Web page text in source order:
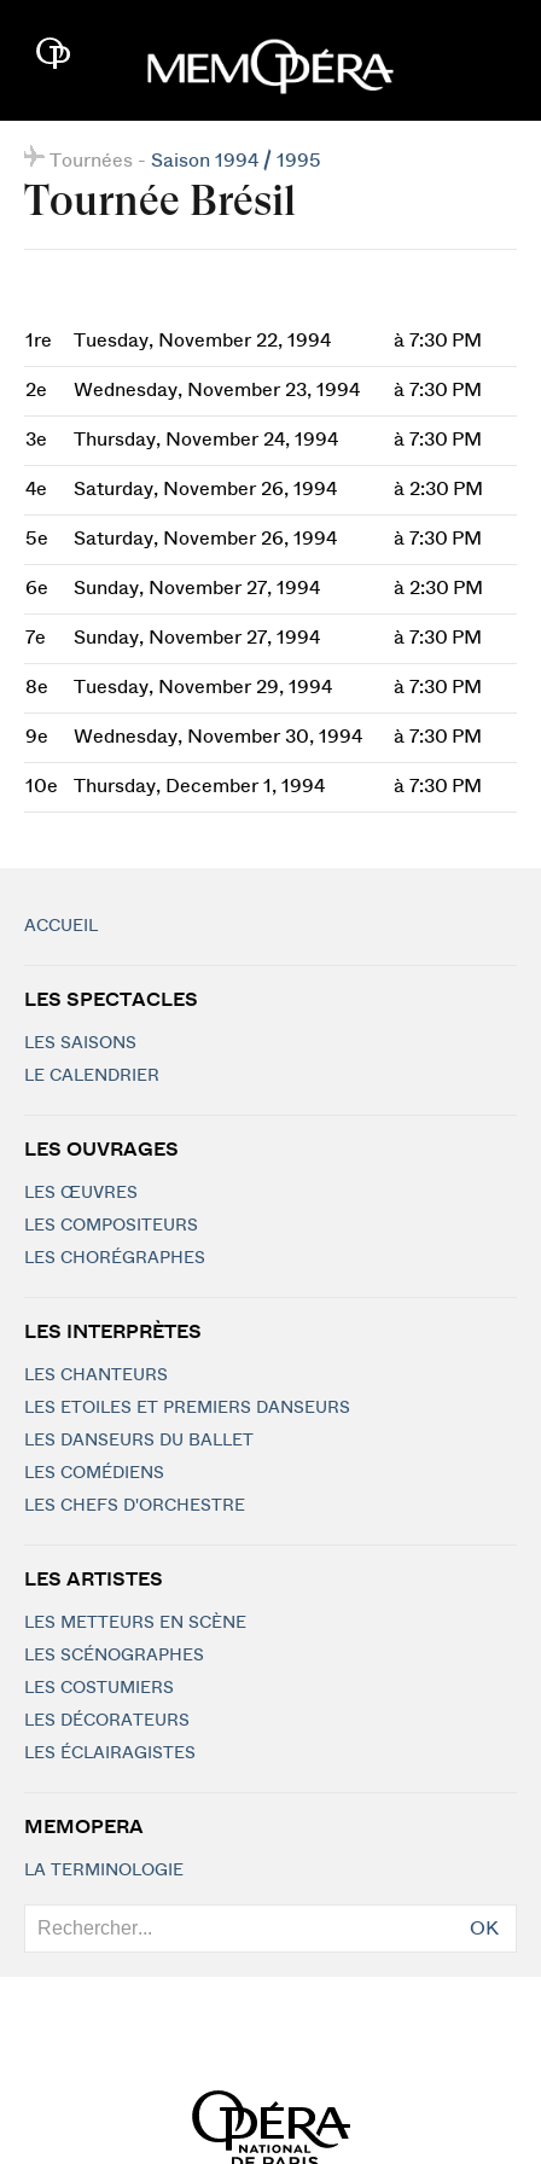
Tournées - Saison 1994 / 1995
Tournée Brésil
1re Tuesday, November 22, 1994 à 7:30 PM
2e Wednesday, November 23, 1994 à 7:30 PM
3e Thursday, November 24, 1994 à 7:30 PM
4e Saturday, November 26, 1994 à 2:30 PM
5e Saturday, November 26, 1994 à 7:30 PM
6e Sunday, November 27, 1994 à 2:30 PM
7e Sunday, November 27, 1994 à 7:30 PM
8e Tuesday, November 29, 1994 à 7:30 PM
9e Wednesday, November 30, 1994 à 7:30 PM
10e Thursday, December 1, 1994 à 7:30 PM
ACCUEIL
LES SPECTACLES
LES SAISONS
LE CALENDRIER
LES OUVRAGES
LES ŒUVRES
LES COMPOSITEURS
LES CHORÉGRAPHES
LES INTERPRÈTES
LES CHANTEURS
LES ETOILES ET PREMIERS DANSEURS
LES DANSEURS DU BALLET
LES COMÉDIENS
LES CHEFS D'ORCHESTRE
LES ARTISTES
LES METTEURS EN SCÈNE
LES SCÉNOGRAPHES
LES COSTUMIERS
LES DÉCORATEURS
LES ÉCLAIRAGISTES
MEMOPERA
LA TERMINOLOGIE
OK